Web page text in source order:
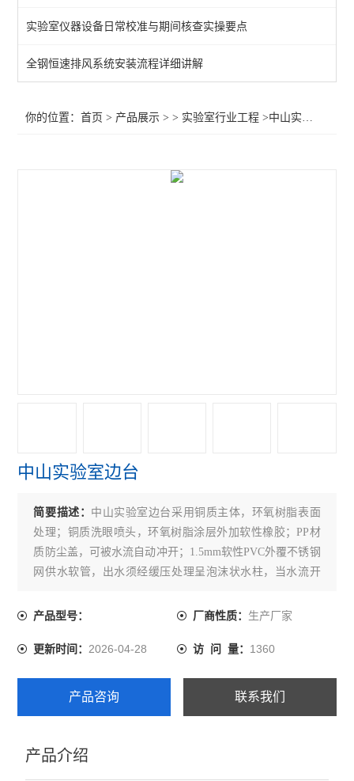
实验室仪器设备日常校准与期间核查实操要点
全钢恒速排风系统安装流程详细讲解
你的位置：首页 > 产品展示 > > 实验室行业工程 >中山实验室边台
中山实验室边台
简要描述： 中山实验室边台采用铜质主体，环氧树脂表面
处理；铜质洗眼喷头，环氧树脂涂层外加软性橡胶；PP材
质防尘盖，可被水流自动冲开；1.5mm软性PVC外覆不锈钢
网供水软管，出水须经缓压处理呈泡沫状水柱，当水流开
逆功能，阀门可自动关闭
产品型号： 厂商性质： 生产厂家
更新时间：2026-04-28 访 问 量： 1360
产品咨询 联系我们
产品介绍